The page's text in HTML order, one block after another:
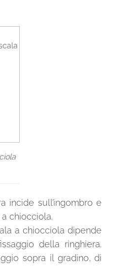
incide sull’ingombro e
chiocciola.
a chiocciola dipende
della ringhiera.
sopra il gradino, di